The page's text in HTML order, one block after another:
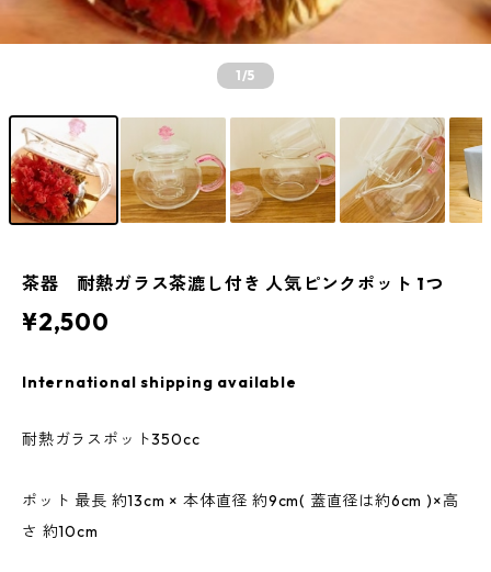
1/5
茶器 耐熱ガラス茶漉し付き 人気ピンクポット 1つ
¥2,500
International shipping available
耐熱ガラスポット350cc
ポット 最長 約13cm × 本体直径 約9cm( 蓋直径は約6cm )×高
さ 約10cm